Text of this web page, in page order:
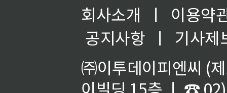
회사소개 ㅣ
이용약
공지사항
ㅣ
기사제
㈜이투데이피엔씨 (